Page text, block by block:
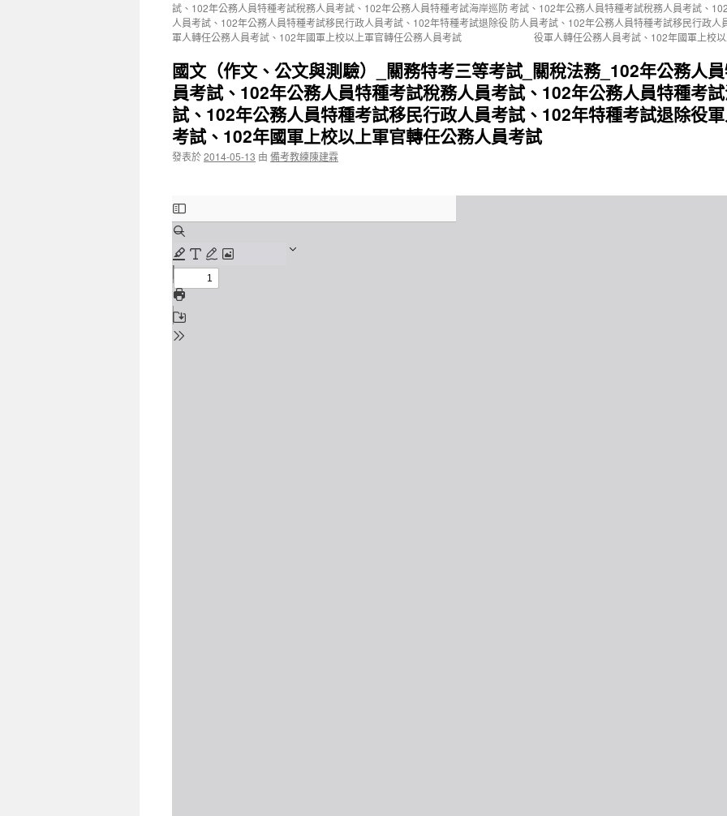
試、102年公務人員特種考試稅務人員考試、102年公務人員特種考試海岸巡防
人員考試、102年公務人員特種考試移民行政人員考試、102年特種考試退除役
軍人轉任公務人員考試、102年國軍上校以上軍官轉任公務人員考試
考試、102年公務人員特種考試稅務人員考試、
防人員考試、102年公務人員特種考試移民行政人
役軍人轉任公務人員考試、102年國軍上校
國文（作文、公文與測驗）_關務特考三等考試_關稅法務_102年公務人
員考試、102年公務人員特種考試稅務人員考試、102年公務人員特種考
試、102年公務人員特種考試移民行政人員考試、102年特種考試退除役
考試、102年國軍上校以上軍官轉任公務人員考試
發表於2014-05-13 由 備考教練陳建霖